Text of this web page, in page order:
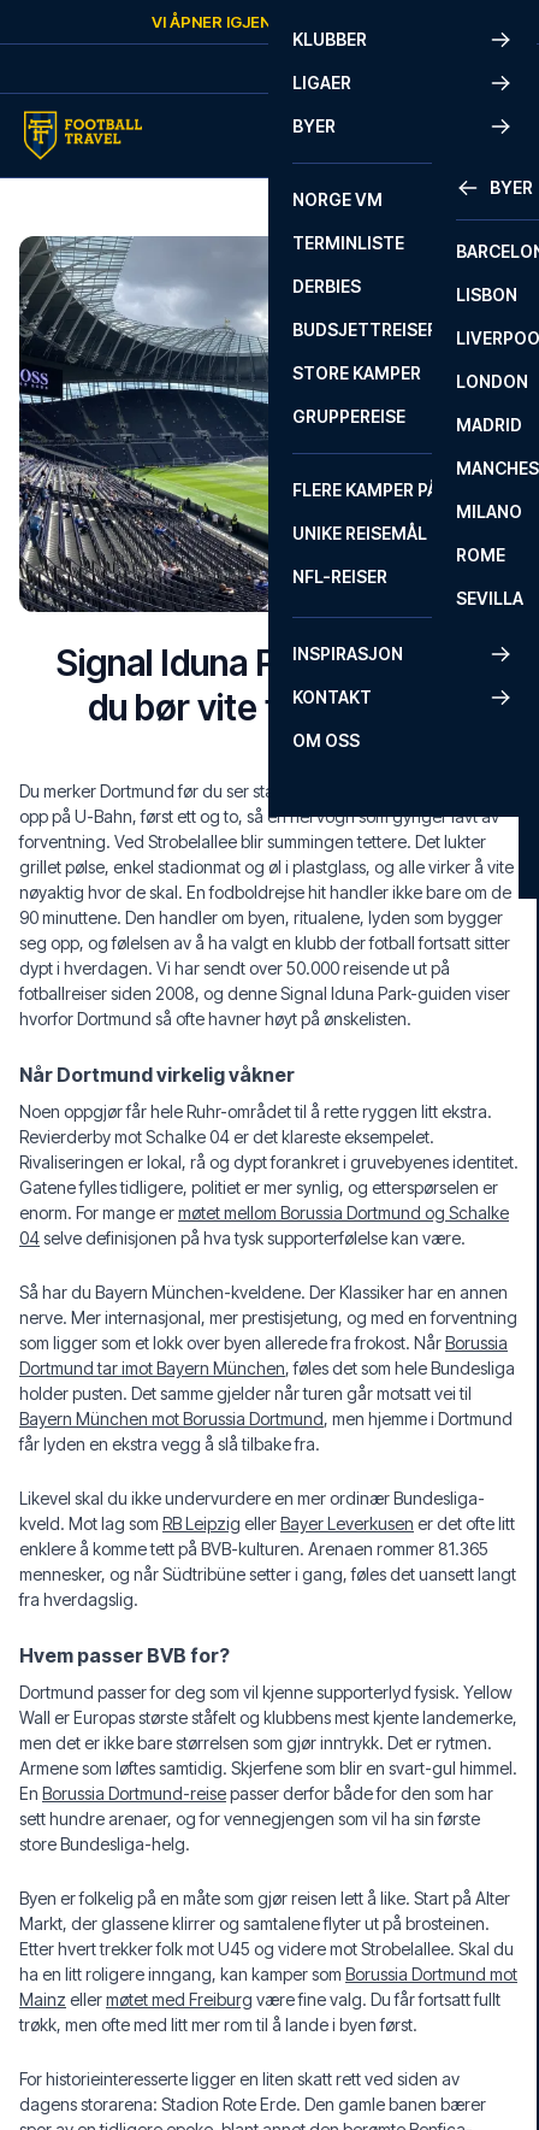
VI ÅPNER IGJEN
KLUBBER
LIGAER
BYER
BYER
LISBON
LONDON
MADRID
MILANO
ROME
SEVILLA
NORGE VM
TERMINLISTE
DERBIES
BUDSJETTREISER
STORE KAMPER
GRUPPEREISE
FLERE KAMPER PÅ ÉN REISE
UNIKE REISEMÅL
NFL-REISER
INSPIRASJON
KONTAKT
OM OSS
Signal Iduna Park guide: alt
du bør vite før besøket
Du merker Dortmund før du ser stadion. Svart-gule skjerf dukker
opp på U-Bahn, først ett og to, så en hel vogn som gynger lavt av
forventning. Ved Strobelallee blir summingen tettere. Det lukter
grillet pølse, enkel stadionmat og øl i plastglass, og alle virker å vite
nøyaktig hvor de skal. En fodboldrejse hit handler ikke bare om de
90 minuttene. Den handler om byen, ritualene, lyden som bygger
seg opp, og følelsen av å ha valgt en klubb der fotball fortsatt sitter
dypt i hverdagen. Vi har sendt over 50.000 reisende ut på
fotballreiser siden 2008, og denne Signal Iduna Park-guiden viser
hvorfor Dortmund så ofte havner høyt på ønskelisten.
Når Dortmund virkelig våkner
Noen oppgjør får hele Ruhr-området til å rette ryggen litt ekstra.
Revierderby mot Schalke 04 er det klareste eksempelet.
Rivaliseringen er lokal, rå og dypt forankret i gruvebyenes identitet.
Gatene fylles tidligere, politiet er mer synlig, og etterspørselen er
enorm. For mange ermøtet mellom Borussia Dortmund og Schalke
04selve definisjonen på hva tysk supporterfølelse kan være.
Så har du Bayern München-kveldene. Der Klassiker har en annen
nerve. Mer internasjonal, mer prestisjetung, og med en forventning
som ligger som et lokk over byen allerede fra frokost. NårBorussia
Dortmund tar imot Bayern München, føles det som hele Bundesliga
holder pusten. Det samme gjelder når turen går motsatt vei til
Bayern München mot Borussia Dortmund, men hjemme i Dortmund
får lyden en ekstra vegg å slå tilbake fra.
Likevel skal du ikke undervurdere en mer ordinær Bundesliga-
kveld. Mot lag som RB Leipzig ellerBayer Leverkusen er det ofte litt
enklere å komme tett på BVB-kulturen. Arenaen rommer 81.365
mennesker, og når Südtribüne setter i gang, føles det uansett langt
fra hverdagslig.
Hvem passer BVB for?
Dortmund passer for deg som vil kjenne supporterlyd fysisk. Yellow
Wall er Europas største ståfelt og klubbens mest kjente landemerke,
men det er ikke bare størrelsen som gjør inntrykk. Det er rytmen.
Armene som løftes samtidig. Skjerfene som blir en svart-gul himmel.
En Borussia Dortmund-reisepasser derfor både for den som har
sett hundre arenaer, og for vennegjengen som vil ha sin første
store Bundesliga-helg.
Byen er folkelig på en måte som gjør reisen lett å like. Start på Alter
Markt, der glassene klirrer og samtalene flyter ut på brosteinen.
Etter hvert trekker folk mot U45 og videre mot Strobelallee. Skal du
ha en litt roligere inngang, kan kamper som Borussia Dortmund mot
Mainz ellermøtet med Freiburg være fine valg. Du får fortsatt fullt
trøkk, men ofte med litt mer rom til å lande i byen først.
For historieinteresserte ligger en liten skatt rett ved siden av
dagens storarena: Stadion Rote Erde. Den gamle banen bærer